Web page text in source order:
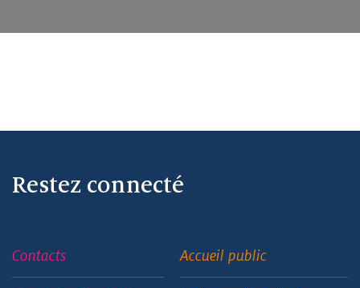
Restez connecté
Contacts Accueil public